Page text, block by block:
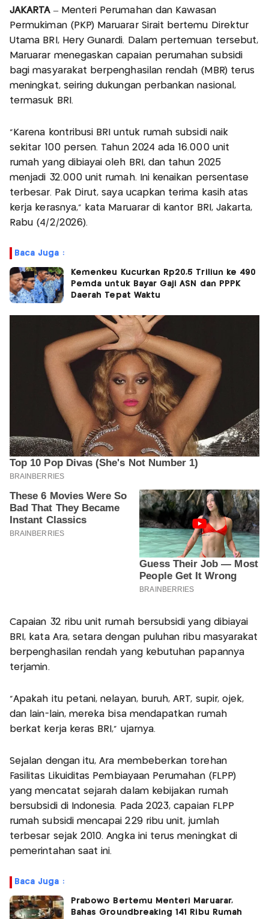
JAKARTA– Menteri Perumahan dan Kawasan
Permukiman (PKP) Maruarar Sirait bertemu Direktur
Utama BRI, Hery Gunardi. Dalam pertemuan tersebut,
Maruarar menegaskan capaian perumahan subsidi
bagi masyarakat berpenghasilan rendah (MBR) terus
meningkat, seiring dukungan perbankan nasional,
termasuk BRI.
"Karena kontribusi BRI untuk rumah subsidi naik
sekitar 100 persen. Tahun 2024 ada 16.000 unit
rumah yang dibiayai oleh BRI, dan tahun 2025
menjadi 32.000 unit rumah. Ini kenaikan persentase
terbesar. Pak Dirut, saya ucapkan terima kasih atas
kerja kerasnya," kata Maruarar di kantor BRI, Jakarta,
Rabu (4/2/2026).
Baca Juga :
Kemenkeu Kucurkan Rp20,5 Triliun ke 490
Pemda untuk Bayar Gaji ASN dan PPPK
Daerah Tepat Waktu
Capaian 32 ribu unit rumah bersubsidi yang dibiayai
BRI, kata Ara, setara dengan puluhan ribu masyarakat
berpenghasilan rendah yang kebutuhan papannya
terjamin.
"Apakah itu petani, nelayan, buruh, ART, supir, ojek,
dan lain-lain, mereka bisa mendapatkan rumah
berkat kerja keras BRI," ujarnya.
Sejalan dengan itu, Ara membeberkan torehan
Fasilitas Likuiditas Pembiayaan Perumahan (FLPP)
yang mencatat sejarah dalam kebijakan rumah
bersubsidi di Indonesia. Pada 2023, capaian FLPP
rumah subsidi mencapai 229 ribu unit, jumlah
terbesar sejak 2010. Angka ini terus meningkat di
pemerintahan saat ini.
Baca Juga :
Prabowo Bertemu Menteri Maruarar,
Bahas Groundbreaking 141 Ribu Rumah